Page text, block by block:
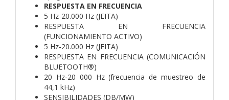
RESPUESTA EN FRECUENCIA
5 Hz-20.000 Hz (JEITA)
RESPUESTA EN FRECUENCIA
(FUNCIONAMIENTO ACTIVO)
5 Hz-20.000 Hz (JEITA)
RESPUESTA EN FRECUENCIA (COMUNICACIÓN
BLUETOOTH®)
20 Hz-20 000 Hz (frecuencia de muestreo de
44,1 kHz)
SENSIBILIDADES (DB/MW)